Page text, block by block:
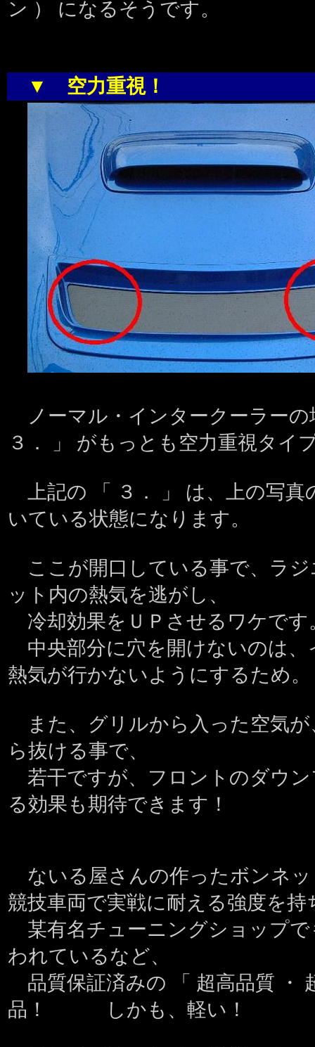
ン ） になるそうです。
▼ 空力重視！
ノーマル・インタークーラーの
３． 」 がもっとも空力重視タイ
上記の 「 ３． 」 は、上の写真
いている状態になります。
ここが開口している事で、ラ
ット内の熱気を逃がし、
冷却効果をＵＰさせるワケです
中央部分に穴を開けないのは、
熱気が行かないようにするため。
また、グリルから入った空気が
ら抜ける事で、
若干ですが、フロントのダウ
る効果も期待できます！
ないる屋さんの作ったボンネ
競技車両で実戦に耐える強度を持
某有名チューニングショップで
われているなど、
品質保証済みの 「 超高品質 ・
品！ しかも、軽い！